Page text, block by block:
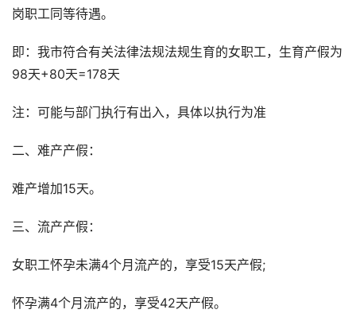
岗职工同等待遇。
即：我市符合有关法律法规法规生育的女职工，生育产假为
98天+80天=178天
注：可能与部门执行有出入，具体以执行为准
二、难产产假：
难产增加15天。
三、流产产假：
女职工怀孕未满4个月流产的，享受15天产假;
怀孕满4个月流产的，享受42天产假。